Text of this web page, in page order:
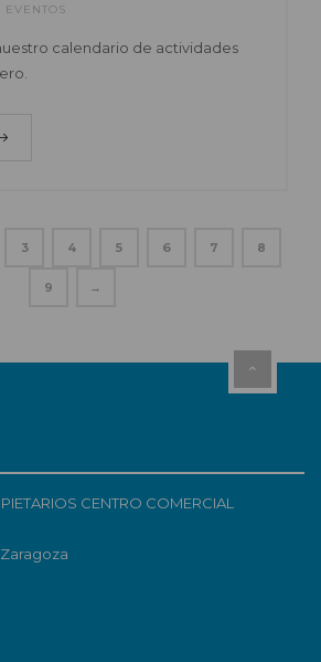
EVENTOS
calendario de actividades
3 4 5 6 7 8
9 →
CENTRO COMERCIAL
Zaragoza